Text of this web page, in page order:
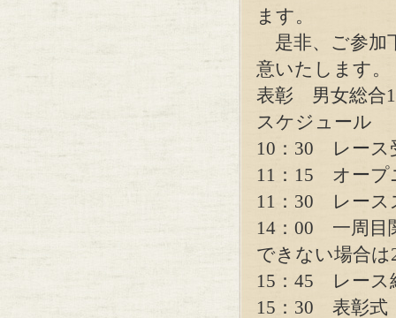
ます。
是非、ご参加
意いたします。
表彰 男女総合
スケジュール
10：30 レース
11：15 オープ
11：30 レース
14：00 一周目
できない場合
15：45 レース
15：30 表彰式